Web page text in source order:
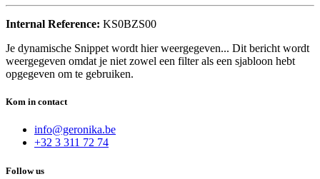
Internal Reference: KS0BZS00
Je dynamische Snippet wordt hier weergegeven... Dit bericht wordt
weergegeven omdat je niet zowel een filter als een sjabloon hebt
opgegeven om te gebruiken.
Kom in contact
info@geronika.be
+32 3 311 72 74
Follow us